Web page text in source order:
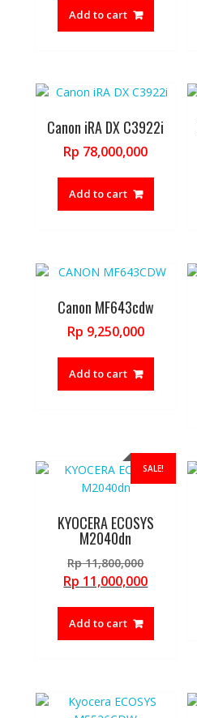
Add to cart
Canon iRA DX C3922i
Rp 78,000,000
Add to cart
Canon MF643cdw
Rp 9,250,000
Add to cart
SALE!
KYOCERA ECOSYS
M2040dn
Rp11,800,000Original
price
Rp 11,000,000Current
Add to cart